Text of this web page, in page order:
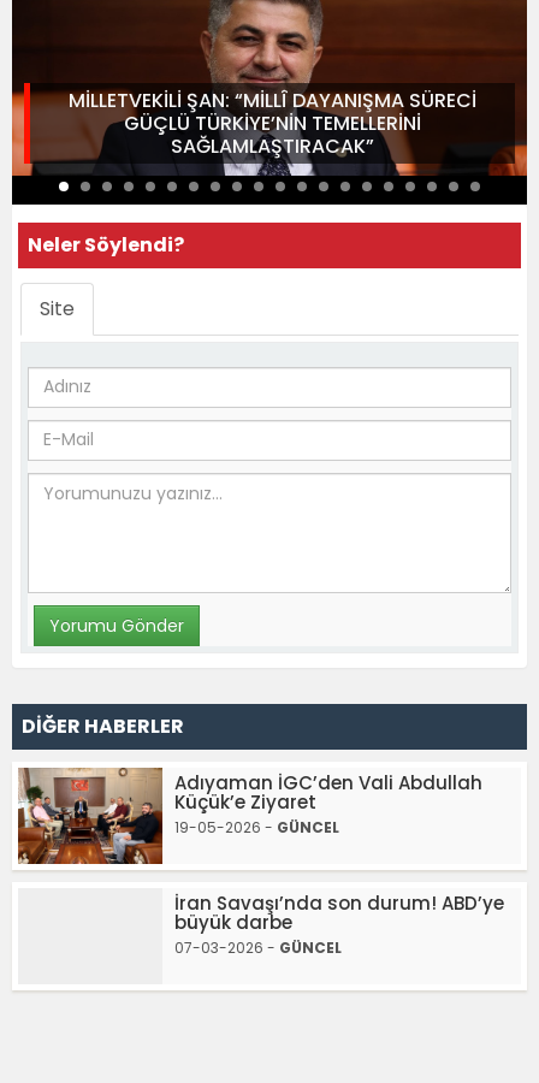
MİLLETVEKİLİ ŞAN: “MİLLÎ DAYANIŞMA SÜRECİ
GÜÇLÜ TÜRKİYE’NİN TEMELLERİNİ
SAĞLAMLAŞTIRACAK”
Neler Söylendi?
Site
DİĞER HABERLER
Adıyaman İGC’den Vali Abdullah
Küçük’e Ziyaret
19-05-2026 - GÜNCEL
İran Savaşı’nda son durum! ABD’ye
büyük darbe
07-03-2026 - GÜNCEL